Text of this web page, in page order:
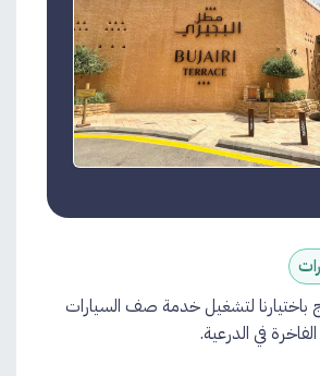
باختيارنا لتشغيل خدمة صف السيارات
في الدرعية.